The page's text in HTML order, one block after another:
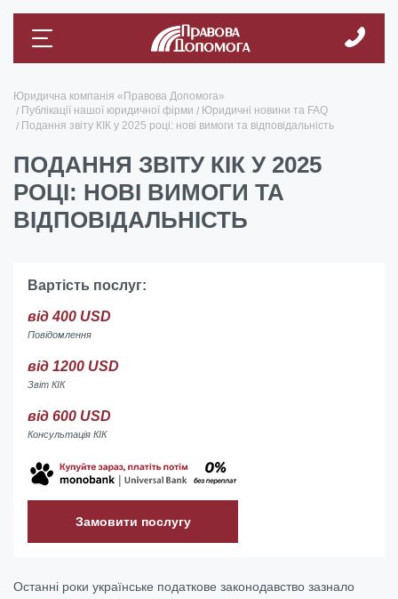
Юридична компанія «Правова Допомога»
Публікації нашої юридичної фірми
Юридичні новини та FAQ
Подання звіту КІК у 2025 році: нові вимоги та відповідальність
ПОДАННЯ ЗВІТУ КІК У 2025
РОЦІ: НОВІ ВИМОГИ ТА
ВІДПОВІДАЛЬНІСТЬ
Вартість послуг:
від 400 USD
Повідомлення
від 1200 USD
Звіт КІК
від 600 USD
Консультація КІК
Замовити послугу
Останні роки українське податкове законодавство зазнало